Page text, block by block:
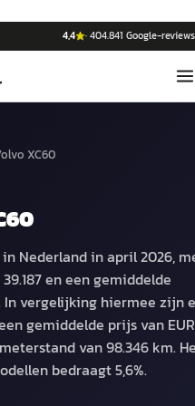
4,4 ·404.841 Google-reviews
XC60
Nederland in april 2026,
en een gemiddelde
In vergelijking hiermee zijn
gemiddelde prijs van EUR
van 98.346 km.
bedraagt 5,6%.